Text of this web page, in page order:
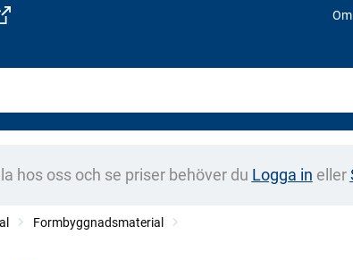
hos oss och se priser behöver du Logga in eller
Formbyggnadsmaterial